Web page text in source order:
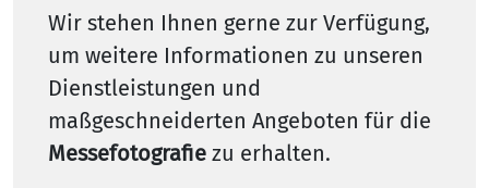
Wir stehen Ihnen gerne zur Verfügung,
um weitere Informationen zu unseren
Dienstleistungen und
maßgeschneiderten Angeboten für die
Messefotografie zu erhalten.